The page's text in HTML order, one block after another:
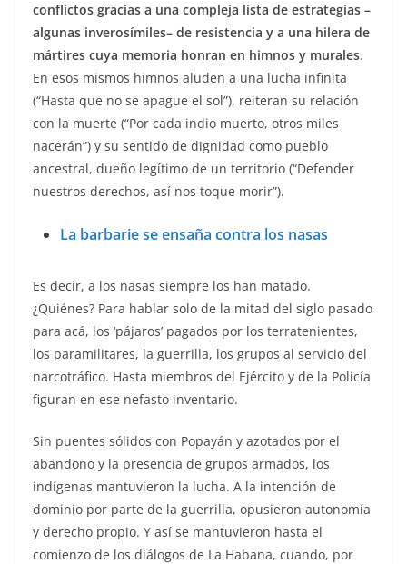
conflictos gracias a una compleja lista de estrategias –
algunas inverosímiles– de resistencia y a una hilera de
mártires cuya memoria honran en himnos y murales.
En esos mismos himnos aluden a una lucha infinita
(“Hasta que no se apague el sol”), reiteran su relación
con la muerte (“Por cada indio muerto, otros miles
nacerán”) y su sentido de dignidad como pueblo
ancestral, dueño legítimo de un territorio (“Defender
nuestros derechos, así nos toque morir”).
La barbarie se ensaña contra los nasas
Es decir, a los nasas siempre los han matado.
¿Quiénes? Para hablar solo de la mitad del siglo pasado
para acá, los ‘pájaros’ pagados por los terratenientes,
los paramilitares, la guerrilla, los grupos al servicio del
narcotráfico. Hasta miembros del Ejército y de la Policía
figuran en ese nefasto inventario.
Sin puentes sólidos con Popayán y azotados por el
abandono y la presencia de grupos armados, los
indígenas mantuvieron la lucha. A la intención de
dominio por parte de la guerrilla, opusieron autonomía
y derecho propio. Y así se mantuvieron hasta el
comienzo de los diálogos de La Habana, cuando, por